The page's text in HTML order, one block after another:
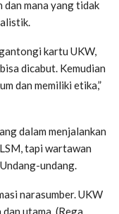
dan mana yang tidak
kartu UKW,
dicabut. Kemudian
dan memiliki etika,”
dalam menjalankan
tapi wartawan
undang.
narasumber. UKW
utama. (Rega